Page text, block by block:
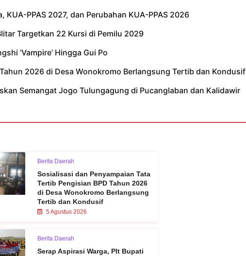
KUA-PPAS 2027, dan Perubahan KUA-PPAS 2026
Targetkan 22 Kursi di Pemilu 2029
‘Vampire’ Hingga Gui Po
2026 di Desa Wonokromo Berlangsung Tertib dan Kondusif
Semangat Jogo Tulungagung di Pucanglaban dan Kalidawir
Berita Daerah
Sosialisasi dan Penyampaian Tata
Tertib Pengisian BPD Tahun 2026
di Desa Wonokromo Berlangsung
Tertib dan Kondusif
5 Agustus 2026
Berita Daerah
Serap Aspirasi Warga, Plt Bupati